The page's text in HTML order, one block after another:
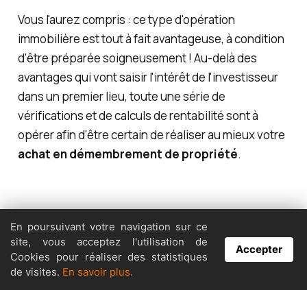
Vous l'aurez compris : ce type d'opération
immobilière est tout à fait avantageuse, à condition
d'être préparée soigneusement ! Au-delà des
avantages qui vont saisir l'intérêt de l'investisseur
dans un premier lieu, toute une série de
vérifications et de calculs de rentabilité sont à
opérer afin d'être certain de réaliser au mieux votre
achat en démembrement de propriété.
En poursuivant votre navigation sur ce
site, vous acceptez l'utilisation de
Cookies pour réaliser des statistiques
de visites. En savoir plus.
Accepter